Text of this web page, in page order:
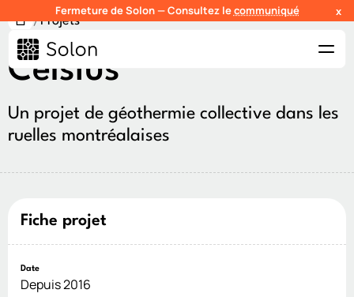
Fermeture de Solon — Consultez lecommuniqué x
/Projets
Celsius
Un projet de géothermie collective dans les
ruelles montréalaises
Fiche projet
Date
Depuis 2016